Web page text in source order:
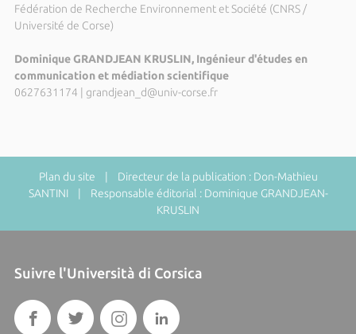
Fédération de Recherche Environnement et Société (CNRS /
Université de Corse)
Dominique GRANDJEAN KRUSLIN, Ingénieur d'études en
communication et médiation scientifique
0627631174
grandjean_d@univ-corse.fr
Plan du site | Directeur de la publication : Don-Mathieu
SANTINI | Responsable éditorial : Dominique GRANDJEAN-
KRUSLIN
Suivre l'Università di Corsica